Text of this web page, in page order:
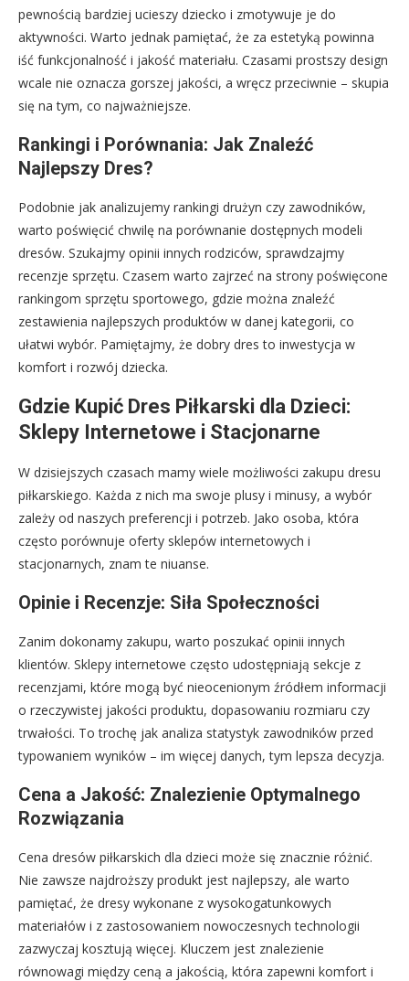
pewnością bardziej ucieszy dziecko i zmotywuje je do
aktywności. Warto jednak pamiętać, że za estetyką powinna
iść funkcjonalność i jakość materiału. Czasami prostszy design
wcale nie oznacza gorszej jakości, a wręcz przeciwnie – skupia
się na tym, co najważniejsze.
Rankingi i Porównania: Jak Znaleźć
Najlepszy Dres?
Podobnie jak analizujemy rankingi drużyn czy zawodników,
warto poświęcić chwilę na porównanie dostępnych modeli
dresów. Szukajmy opinii innych rodziców, sprawdzajmy
recenzje sprzętu. Czasem warto zajrzeć na strony poświęcone
rankingom sprzętu sportowego, gdzie można znaleźć
zestawienia najlepszych produktów w danej kategorii, co
ułatwi wybór. Pamiętajmy, że dobry dres to inwestycja w
komfort i rozwój dziecka.
Gdzie Kupić Dres Piłkarski dla Dzieci:
Sklepy Internetowe i Stacjonarne
W dzisiejszych czasach mamy wiele możliwości zakupu dresu
piłkarskiego. Każda z nich ma swoje plusy i minusy, a wybór
zależy od naszych preferencji i potrzeb. Jako osoba, która
często porównuje oferty sklepów internetowych i
stacjonarnych, znam te niuanse.
Opinie i Recenzje: Siła Społeczności
Zanim dokonamy zakupu, warto poszukać opinii innych
klientów. Sklepy internetowe często udostępniają sekcje z
recenzjami, które mogą być nieocenionym źródłem informacji
o rzeczywistej jakości produktu, dopasowaniu rozmiaru czy
trwałości. To trochę jak analiza statystyk zawodników przed
typowaniem wyników – im więcej danych, tym lepsza decyzja.
Cena a Jakość: Znalezienie Optymalnego
Rozwiązania
Cena dresów piłkarskich dla dzieci może się znacznie różnić.
Nie zawsze najdroższy produkt jest najlepszy, ale warto
pamiętać, że dresy wykonane z wysokogatunkowych
materiałów i z zastosowaniem nowoczesnych technologii
zazwyczaj kosztują więcej. Kluczem jest znalezienie
równowagi między ceną a jakością, która zapewni komfort i